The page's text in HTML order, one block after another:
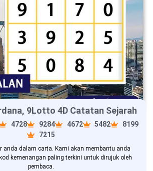
9Lotto 4D Catatan Sejarah
4728 9284 4672 5482
8199
7215
anda dalam carta. Kami akan membantu anda
kemenangan paling terkini untuk dirujuk oleh
pembaca.